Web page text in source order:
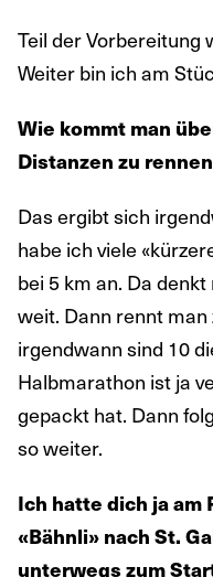
Teil der Vorbereitung
Weiter bin ich am
Wie kommt man
Distanzen zu
Das ergibt sich
habe ich viele
bei 5 km an. Da
weit. Dann rennt
irgendwann sind 10
Halbmarathon ist ja
gepackt hat. Dann
so weiter.
Ich hatte dich ja
«Bähnli» nach St.
unterwegs zum